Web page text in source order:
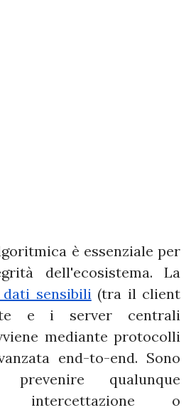
è essenziale per
dell'ecosistema. La
sensibili (tra il client
e i server centrali
mediante protocolli
end-to-end. Sono
qualunque
o